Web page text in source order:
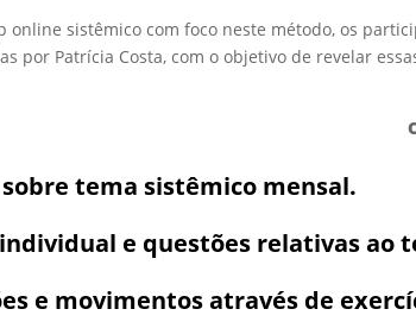
online sistêmico com foco neste método, os
por Patrícia Costa, com o objetivo de revelar
tema sistêmico mensal.
e questões relativas ao
e movimentos através de